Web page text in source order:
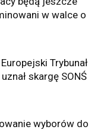
w walce o
Trybunał
skargę SONŚ
wyborów do